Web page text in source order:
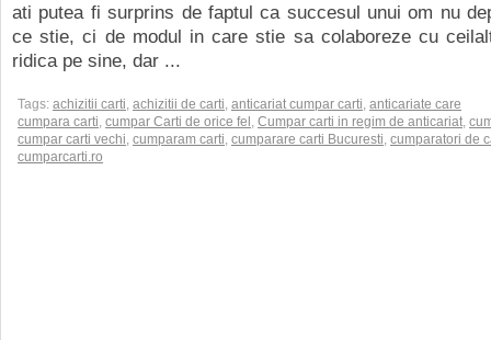
ati putea fi surprins de faptul ca succesul unui om nu
ce stie, ci de modul in care stie sa colaboreze cu
ridica pe sine, dar ...
Tags: achizitii carti, achizitii de carti, anticariat cumpar carti, anticariate care
cumpara carti, cumpar Carti de orice fel , Cumpar carti in regim de anticariat,
cumpar carti vechi, cumparam carti, cumparare carti Bucuresti, cumparatori de
cumparcarti.ro